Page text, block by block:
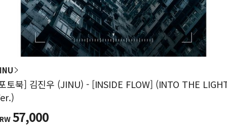
토북] 김진우 (JINU) - [INSIDE FLOW] (INTO THE
57,000